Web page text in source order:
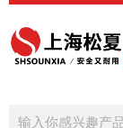
跳
内
Post
pagination